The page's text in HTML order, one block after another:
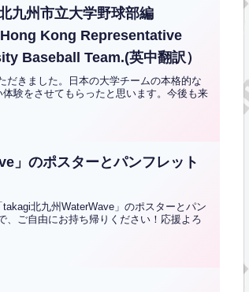
九州市立大学野球部編
Kong Representative
Baseball Team.(英中翻訳）
だきました。日本の大学チームの本格的な
験をさせてもらったと思います。今後も来
」のポスターとパンフレット
北九州WaterWave」のポスターとパン
、ご自由にお持ち帰りください！応援よろ